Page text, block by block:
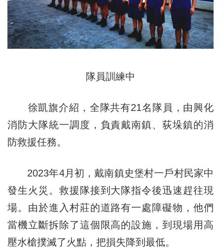
隊員訓練中
徐凱旗介紹，全隊共有21名隊員，由興化
消防大隊統一調度，負責戴南鎮、荻垛鎮的消
防救援任務。
2023年4月初，戴南鎮史堡村一戶村民家中
發生火災。救援隊接到大隊指令後迅速趕往現
場。由於進入村莊的道路有一處障礙物，他們
當機立斷拆除了這個限高的設施，到現場用高
壓水槍撲滅了火點，把損失降到最低。